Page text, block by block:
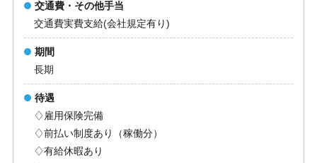
交通費・その他手当
交通費実費支給(会社規定有り)
期間
長期
待遇
♢雇用保険完備
♢前払い制度あり（稼働分）
♢有給休暇あり